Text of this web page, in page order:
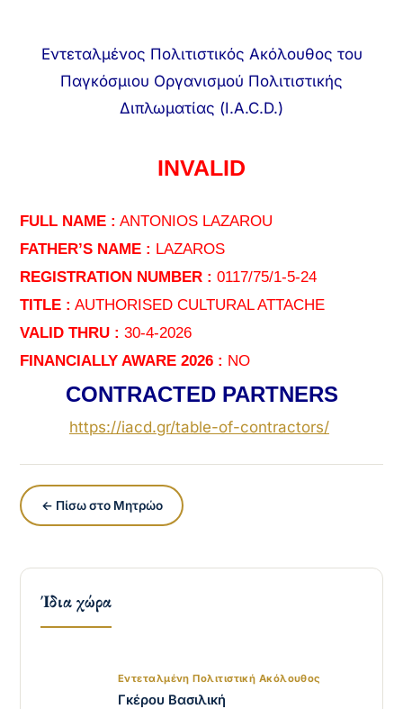
Εντεταλμένος Πολιτιστικός Ακόλουθος του
Παγκόσμιου Οργανισμού Πολιτιστικής
Διπλωματίας (I.A.C.D.)
INVALID
FULL NAME : ANTONIOS LAZAROU
FATHER’S NAME : LAZAROS
REGISTRATION NUMBER : 0117/75/1-5-24
TITLE : AUTHORISED CULTURAL ATTACHE
VALID THRU : 30-4-2026
FINANCIALLY AWARE 2026 : ΝΟ
CONTRACTED PARTNERS
https://iacd.gr/table-of-contractors/
← Πίσω στο Μητρώο
Ίδια χώρα
Εντεταλμένη Πολιτιστική Ακόλουθος
Γκέρου Βασιλική